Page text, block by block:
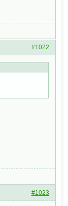
#1022
#1023